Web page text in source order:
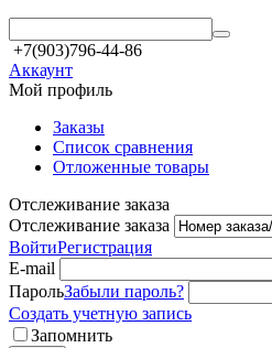
+7(903)796-44-86
Аккаунт
Мой профиль
Заказы
Список сравнения
Отложенные товары
Отслеживание заказа
Отслеживание заказа
ВойтиРегистрация
E-mail
ПарольЗабыли пароль?
Создать учетную запись
Запомнить